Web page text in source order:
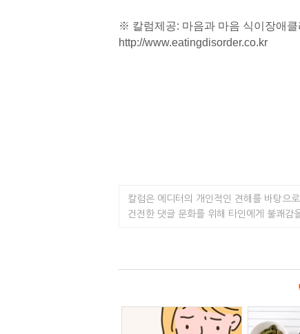
※ 칼럼제공: 마음과 마음 식이장애
http://www.eatingdisorder.co.kr
칼럼은 에디터의 개인적인 견해를 바탕으
건전한 댓글 문화를 위해 타인에게 불쾌감